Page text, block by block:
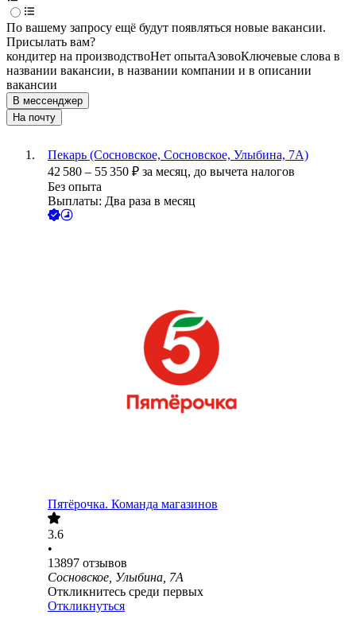
По вашему запросу ещё будут появляться новые вакансии.
Присылать вам?
кондитер на производствоНет опытаАзовоКлючевые слова в
названии вакансии, в названии компании и в описании
вакансии
В мессенджер
На почту
Пекарь (Сосновское, Сосновское, Улыбина, 7А)
42 580 – 55 350 ₽ за месяц, до вычета налогов
Без опыта
Выплаты: Два раза в месяц
Пятёрочка. Команда магазинов
3.6
•
13897 отзывов
Сосновское, Улыбина, 7А
Откликнитесь среди первых
Откликнуться